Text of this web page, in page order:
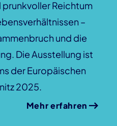
prunkvoller Reichtum
–
und die
Die Ausstellung ist
der Europäischen
2025.
Mehr erfahren